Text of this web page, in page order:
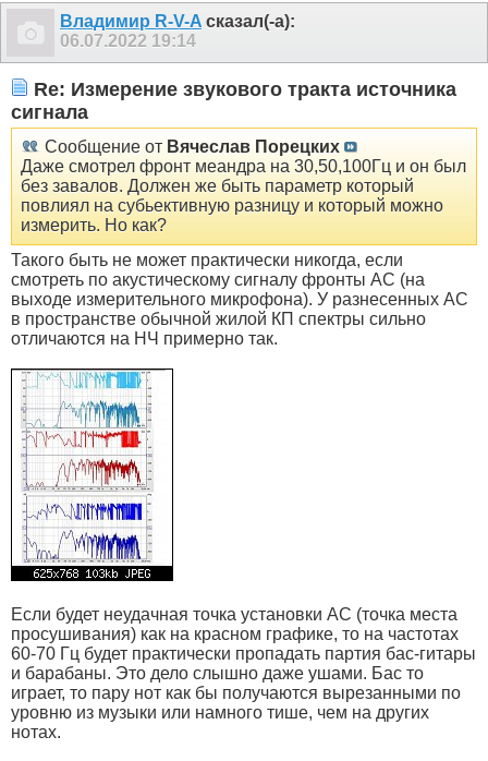
Владимир R-V-A сказал(-а):
06.07.2022 19:14
Re: Измерение звукового тракта источника
сигнала
Сообщение от Вячеслав Порецких
Даже смотрел фронт меандра на 30,50,100Гц и он был
без завалов. Должен же быть параметр который
повлиял на субьективную разницу и который можно
измерить. Но как?
Такого быть не может практически никогда, если
смотреть по акустическому сигналу фронты АС (на
выходе измерительного микрофона). У разнесенных АС
в пространстве обычной жилой КП спектры сильно
отличаются на НЧ примерно так.
Если будет неудачная точка установки АС (точка места
просушивания) как на красном графике, то на частотах
60-70 Гц будет практически пропадать партия бас-гитары
и барабаны. Это дело слышно даже ушами. Бас то
играет, то пару нот как бы получаются вырезанными по
уровню из музыки или намного тише, чем на других
нотах.